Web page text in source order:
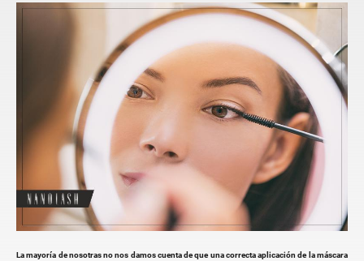
La mayoría de nosotras no nos damos cuenta de que una correcta aplicación de la máscara